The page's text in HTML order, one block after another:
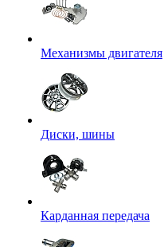
Механизмы двигателя
Диски, шины
Карданная передача